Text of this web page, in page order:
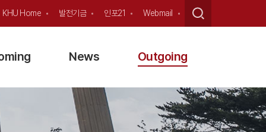
KHU Home 발전기금 인포21 Webmail
Visiting
News
News
Outgoing
Short-term Program